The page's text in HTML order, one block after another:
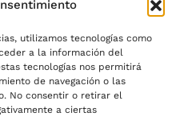
utilizamos tecnologías como
a la información del
tecnologías nos permitirá
de navegación o las
No consentir o retirar el
a ciertas
derechos reservados.
de Cookies Aviso Legal
del Servicio